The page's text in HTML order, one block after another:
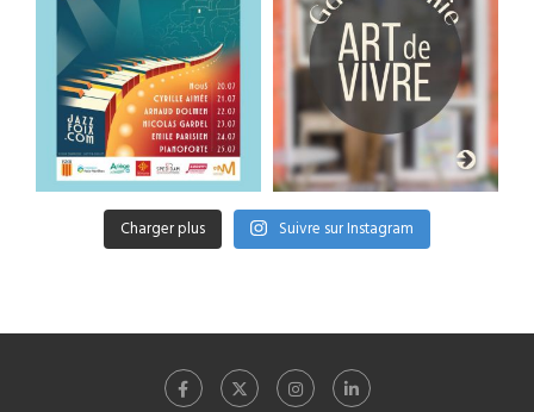
Charger plus Suivre sur Instagram